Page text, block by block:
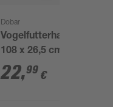
Dobar
Vogelfutterhaus 28,5 x
108 x 26,5 cm
22,99 €